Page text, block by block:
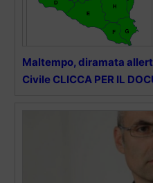
Maltempo, diramata
Civile CLICCA PER IL